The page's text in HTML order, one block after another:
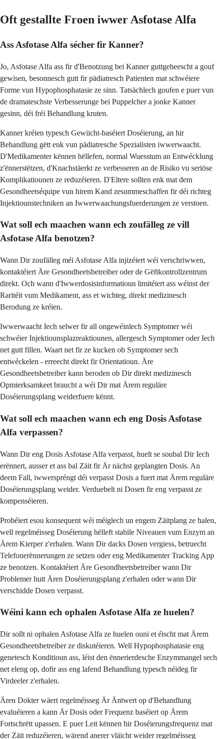
Oft gestallte Froen iwwer Asfotase Alfa
Ass Asfotase Alfa sécher fir Kanner?
Jo, Asfotase Alfa ass fir d'Benotzung bei Kanner guttgeheescht a gouf
gewisen, besonnesch gutt fir pädiatresch Patienten mat schwéiere
Forme vun Hypophosphatasie ze sinn. Tatsächlech goufen e puer vun
de dramateschste Verbesserunge bei Puppelcher a jonke Kanner
gesinn, déi fréi Behandlung kruten.
Kanner kréien typesch Gewiicht-baséiert Doséierung, an hir
Behandlung gëtt enk vun pädiatresche Spezialisten iwwerwaacht.
D'Medikamenter kënnen hëllefen, normal Wuesstum an Entwécklung
z'ënnerstëtzen, d'Knachstäerkt ze verbesseren an de Risiko vu seriöse
Komplikatiounen ze reduzéieren. D'Eltere sollten enk mat dem
Gesondheetséquipe vun hirem Kand zesummeschaffen fir déi richteg
Injektiounstechniken an Iwwerwaachungsfuerderungen ze verstoen.
Wat soll ech maachen wann ech zoufälleg ze vill
Asfotase Alfa benotzen?
Wann Dir zoufälleg méi Asfotase Alfa injizéiert wéi verschriwwen,
kontaktéiert Äre Gesondheetsbetreiber oder de Gëftkontrollzentrum
direkt. Och wann d'Iwwerdosisinformatioun limitéiert ass wéinst der
Raritéit vum Medikament, ass et wichteg, direkt medizinesch
Berodung ze kréien.
Iwwerwaacht Iech selwer fir all ongewéinlech Symptomer wéi
schwéier Injektiounsplazreaktiounen, allergesch Symptomer oder Iech
net gutt fillen. Waart net fir ze kucken ob Symptomer sech
entwéckelen - erreecht direkt fir Orientatioun. Äre
Gesondheetsbetreiber kann beroden ob Dir direkt medizinesch
Opmierksamkeet braucht a wéi Dir mat Ärem reguläre
Doséierungsplang weiderfuere kënnt.
Wat soll ech maachen wann ech eng Dosis Asfotase
Alfa verpassen?
Wann Dir eng Dosis Asfotase Alfa verpasst, huelt se soubal Dir Iech
erënnert, ausser et ass bal Zäit fir Är nächst geplangten Dosis. An
deem Fall, iwwerspréngt déi verpasst Dosis a fuert mat Ärem reguläre
Doséierungsplang weider. Verduebelt ni Dosen fir eng verpasst ze
kompenséieren.
Probéiert esou konsequent wéi méiglech un engem Zäitplang ze halen,
well regelméisseg Doséierung hëlleft stabile Niveauen vum Enzym an
Ärem Kierper z'erhalen. Wann Dir dacks Dosen vergiess, betruecht
Telefonerënnerungen ze setzen oder eng Medikamenter Tracking App
ze benotzen. Kontaktéiert Äre Gesondheetsbetreiber wann Dir
Problemer hutt Ären Doséierungsplang z'erhalen oder wann Dir
verschidde Dosen verpasst.
Wéini kann ech ophalen Asfotase Alfa ze huelen?
Dir sollt ni ophalen Asfotase Alfa ze huelen ouni et éischt mat Ärem
Gesondheetsbetreiber ze diskutéieren. Well Hypophosphatasie eng
genetesch Konditioun ass, léist den ënnerierdesche Enzymmangel sech
net eleng op, dofir ass eng lafend Behandlung typesch néideg fir
Virdeeler z'erhalen.
Ären Dokter wäert regelméisseg Är Äntwert op d'Behandlung
evaluéieren a kann Är Dosis oder Frequenz baséiert op Ärem
Fortschrëtt upassen. E puer Leit kënnen hir Doséierungsfrequenz mat
der Zäit reduzéieren, wärend anerer vläicht weider regelméisseg